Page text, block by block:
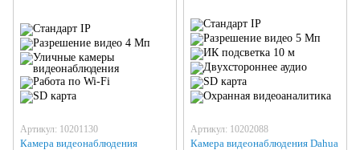
Артикул: 10201130
Камера видеонаблюдения
Артикул: 10202088
Камера видеонаблюдения Dahua